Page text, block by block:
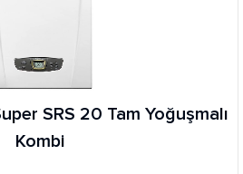
SRS 20 Tam Yoğuşmalı
Kombi